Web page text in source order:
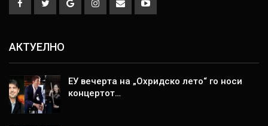
АКТУЕЛНО
ЕУ вечерта на „Охридско лето“ го носи
концертот…